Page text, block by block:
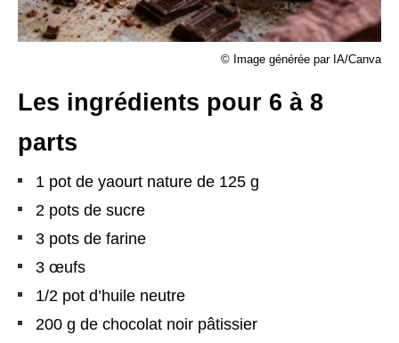
© Image générée par IA/Canva
Les ingrédients pour 6 à 8
parts
1 pot de yaourt nature de 125 g
2 pots de sucre
3 pots de farine
3 œufs
1/2 pot d’huile neutre
200 g de chocolat noir pâtissier